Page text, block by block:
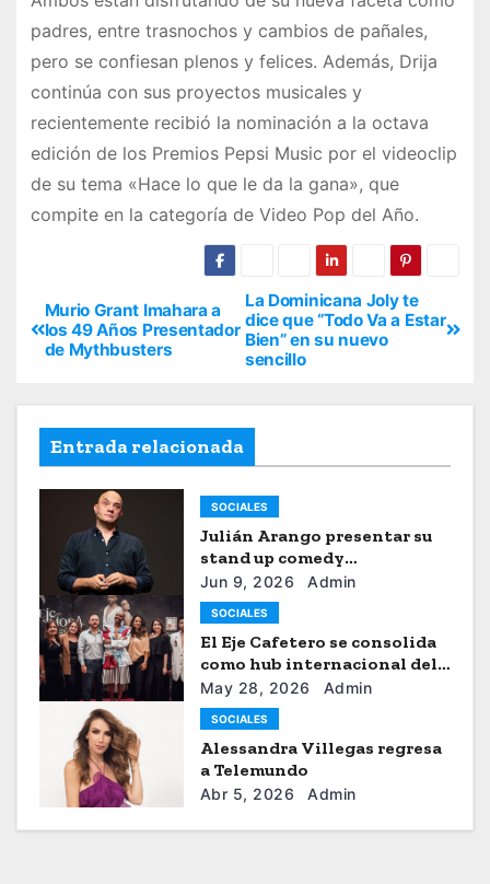
padres, entre trasnochos y cambios de pañales,
pero se confiesan plenos y felices. Además, Drija
continúa con sus proyectos musicales y
recientemente recibió la nominación a la octava
edición de los Premios Pepsi Music por el videoclip
de su tema «Hace lo que le da la gana», que
compite en la categoría de Video Pop del Año.
La Dominicana Joly te
dice que “Todo Va a Estar
Bien” en su nuevo
sencillo
Murio Grant Imahara a
los 49 Años Presentador
de Mythbusters
Entrada relacionada
SOCIALES
Julián Arango presentar su
stand up comedy
“Julianchou”
Jun 9, 2026 Admin
SOCIALES
El Eje Cafetero se consolida
como hub internacional del
sistema moda
May 28, 2026 Admin
SOCIALES
Alessandra Villegas regresa
a Telemundo
Abr 5, 2026 Admin